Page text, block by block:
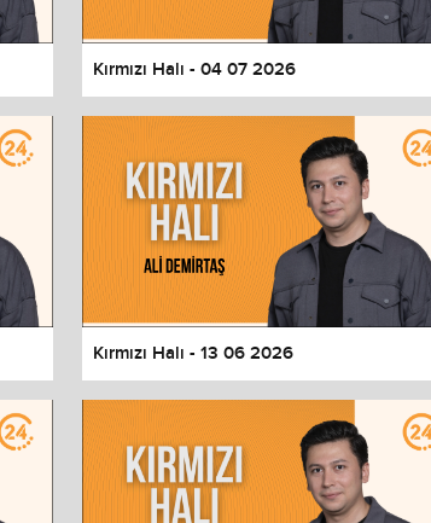
Done
Kırmızı Halı - 04 07 2026
Kırmızı Halı - 13 06 2026